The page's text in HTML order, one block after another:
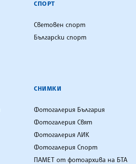
СПОРТ
Световен спорт
Български спорт
СНИМКИ
Фотогалерия България
Фотогалерия Свят
Фотогалерия ЛИК
Фотогалерия Спорт
ПАМЕТ от фотоархива на БТА